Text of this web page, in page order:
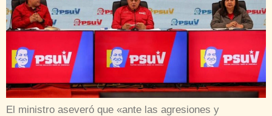
El ministro aseveró que «ante las agresiones y